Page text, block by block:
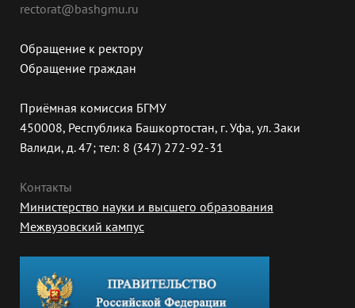
rectorat@bashgmu.ru
Обращение к ректору
Обращение граждан
Приёмная комиссия БГМУ
450008, Республика Башкортостан, г. Уфа, ул. Заки
Валиди, д. 47; тел: 8 (347) 272-92-31
Контакты
Министерство науки и высшего образования
Межвузовский кампус